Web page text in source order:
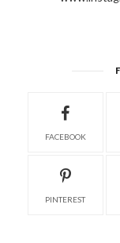
FACEBOOK
PINTEREST